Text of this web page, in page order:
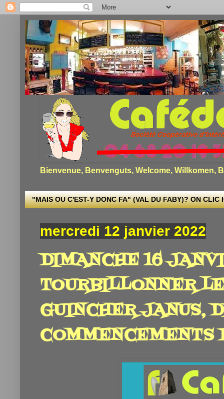
Bienvenue, Benvenguts, Welcome, Willkomen,
"MAIS OU C'EST-Y DONC FA" (VAL DU FABY)? ON CLIC
mercredi 12 janvier 2022
DIMANCHE 16
TOURBILLONNER
GUINCHER JANUS,
COMMENCEMENTS